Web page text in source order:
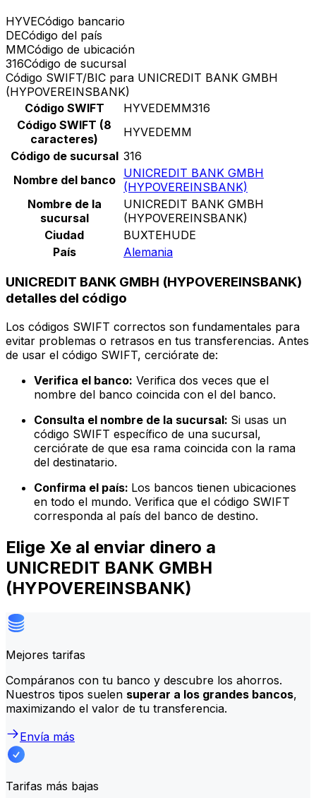
HYVECódigo bancario
DECódigo del país
MMCódigo de ubicación
316Código de sucursal
Código SWIFT/BIC para UNICREDIT BANK GMBH
(HYPOVEREINSBANK)
Código SWIFT
HYVEDEMM316
Código SWIFT (8
caracteres)
HYVEDEMM
Código de sucursal 316
Nombre del banco
UNICREDIT BANK GMBH
(HYPOVEREINSBANK)
Nombre de la
sucursal
UNICREDIT BANK GMBH
(HYPOVEREINSBANK)
Ciudad
BUXTEHUDE
País
Alemania
UNICREDIT BANK GMBH (HYPOVEREINSBANK)
detalles del código
Los códigos SWIFT correctos son fundamentales para
evitar problemas o retrasos en tus transferencias. Antes
de usar el código SWIFT, cerciórate de:
Verifica el banco: Verifica dos veces que el
nombre del banco coincida con el del banco.
Consulta el nombre de la sucursal: Si usas un
código SWIFT específico de una sucursal,
cerciórate de que esa rama coincida con la rama
del destinatario.
Confirma el país: Los bancos tienen ubicaciones
en todo el mundo. Verifica que el código SWIFT
corresponda al país del banco de destino.
Elige Xe al enviar dinero a
UNICREDIT BANK GMBH
(HYPOVEREINSBANK)
Mejores tarifas
Compáranos con tu banco y descubre los ahorros.
Nuestros tipos suelen superar a los grandes bancos,
maximizando el valor de tu transferencia.
Envía más
Tarifas más bajas